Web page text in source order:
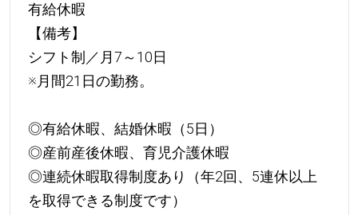
有給休暇
【備考】
シフト制／月7～10日
※月間21日の勤務。
◎有給休暇、結婚休暇（5日）
◎産前産後休暇、育児介護休暇
◎連続休暇取得制度あり（年2回、5連休以上
を取得できる制度です）